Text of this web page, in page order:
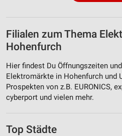
Filialen zum Thema
Hohenfurch
Hier findest Du Öffnungszeiten
Elektromärkte in Hohenfurch und
Prospekten von z.B. EURONICS,
cyberport und vielen mehr.
Top Städte